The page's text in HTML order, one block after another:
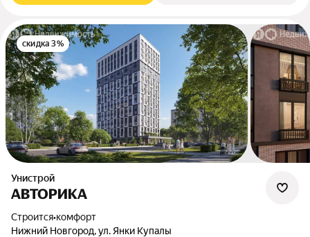
скидка 3%
Унистрой
АВТОРИКА
Строится•комфорт
Нижний Новгород, ул. Янки Купалы